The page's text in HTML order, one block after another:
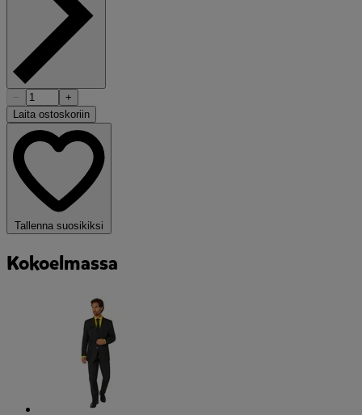
−
+
Laita ostoskoriin
Tallenna suosikiksi
Kokoelmassa